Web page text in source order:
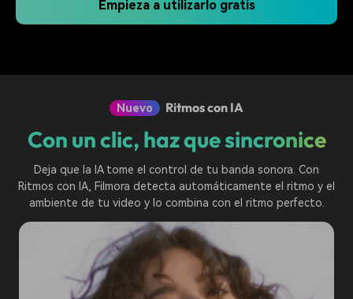
Empieza a utilizarlo gratis
Nuevo Ritmos con IA
Con un clic, haz que sincronice
Deja que la IA tome el control de tu banda sonora. Con
Ritmos con IA, Filmora detecta automáticamente el ritmo y el
ambiente de tu video y lo combina con el ritmo perfecto.